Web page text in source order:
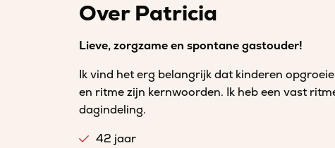
Over Patricia
Lieve, zorgzame en spontane gastouder!
Ik vind het erg belangrijk dat kinderen
en ritme zijn kernwoorden. Ik heb een vast
dagindeling.
42 jaar